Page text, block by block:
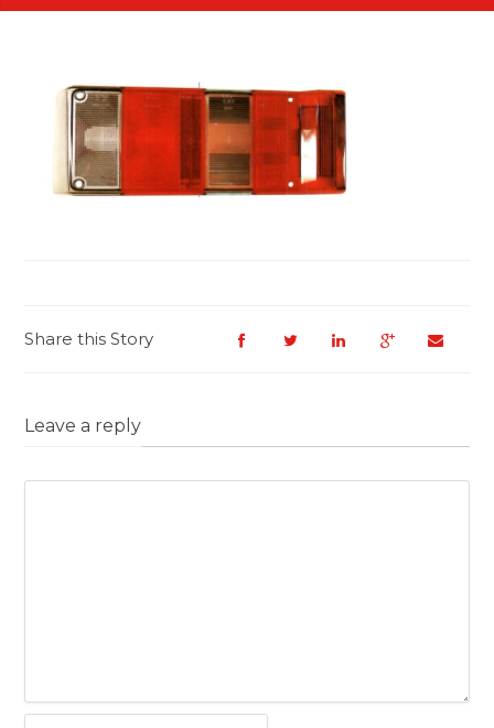
Share this Story
Leave a reply